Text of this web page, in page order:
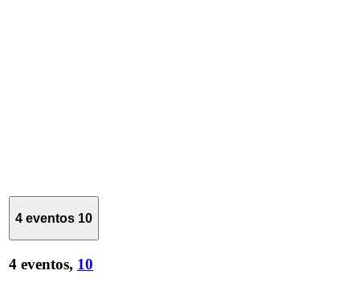
4 eventos 10
4 eventos, 10